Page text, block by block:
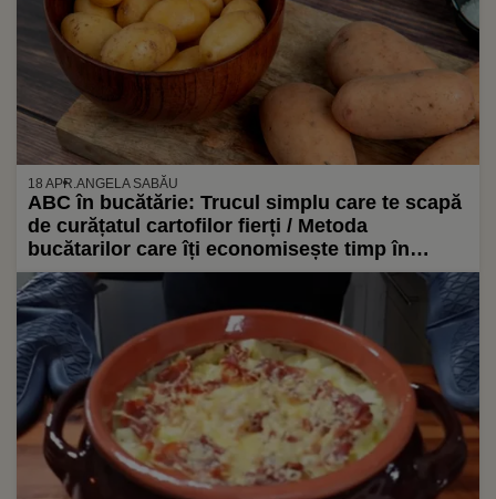
18 APR.ANGELA SABĂU
ABC în bucătărie: Trucul simplu care te scapă
de curățatul cartofilor fierți / Metoda
bucătarilor care îți economisește timp în
bucătărie